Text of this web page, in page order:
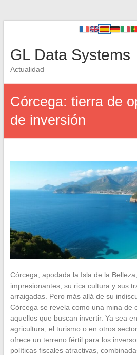
GL Data Systems
Actualidad
Córcega: tierra de
de inversión
Córcega, apodada la Isla de la
impresionantes, su rica cultura y sus
arraigadas. Pero más allá de su
Córcega se revela como una mina de
aquellos que buscan invertir. Ya sea
agricultura, el turismo o en otros
ofrece un terreno fértil para los
políticas fiscales atractivas,